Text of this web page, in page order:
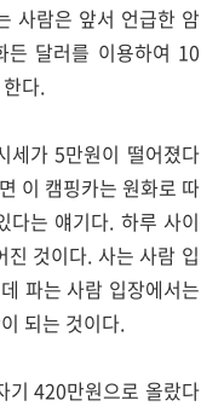
사람은 앞서 언급한 암
든 달러를 이용하여 10
다.
세가 5만원이 떨어졌다
이 캠핑카는 원화로 따
는 얘기다. 하루 사이
것이다. 사는 사람 입
파는 사람 입장에서는
되는 것이다.
기 420만원으로 올랐다